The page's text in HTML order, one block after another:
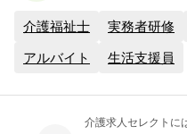
介護福祉士 実務者研修
アルバイト 生活支援員
介護求人セレクトに